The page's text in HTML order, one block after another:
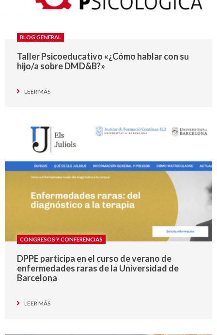
BLOG GENERAL
Taller Psicoeducativo «¿Cómo hablar con su
hijo/a sobre DMD&B?»
LEER MÁS
CONGRESOS Y CONFERENCIAS
DPPE participa en el curso de verano de
enfermedades raras de la Universidad de
Barcelona
LEER MÁS